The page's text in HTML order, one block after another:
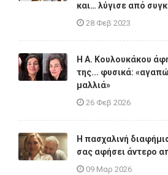
και… λύγισε από
28 Φεβ 2023
Η A. Κουλουκάκου
της... φυσικά:
μαλλιά»
26 Φεβ 2026
Η πασχαλινή
σας αφήσει άντερο
09 Μαρ 2026